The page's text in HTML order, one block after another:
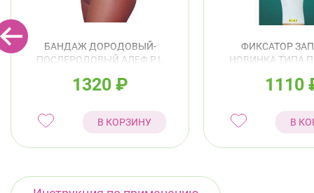
БАНДАЖ ДОРОДОВЫЙ-
ПОСЛЕРОДОВЫЙ АЛЕФ Р.L
1320 ₽
В КОРЗИНУ
ФИКСАТОР
НОВИНКА ТИПА
1110
В